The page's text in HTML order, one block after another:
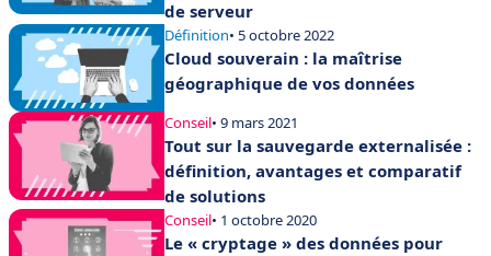
de serveur
Définition• 5 octobre 2022
Cloud souverain : la maîtrise
géographique de vos données
Conseil• 9 mars 2021
Tout sur la sauvegarde externalisée :
définition, avantages et comparatif
de solutions
Conseil• 1 octobre 2020
Le « cryptage » des données pour